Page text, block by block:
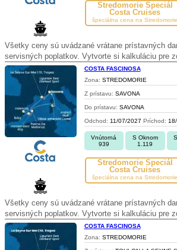
Stredomorie Špeciál
Costa Cruises
špeciálna cena na Stredomorie
Všetky ceny sú uvádzané vrátane prístavných
servisných poplatkov. Vytvorte si kalkuláciu pre
COSTA FASCINOSA
Zona: STREDOMORIE
Z prístavu: SAVONA
Do prístavu: SAVONA
Odchod: 11/07/2027 Príchod:
Vnútorná
939
S Oknom
1.119
Stredomorie Špeciál
Costa Cruises
špeciálna cena na Stredomorie
Všetky ceny sú uvádzané vrátane prístavných
servisných poplatkov. Vytvorte si kalkuláciu pre
COSTA FASCINOSA
Zona: STREDOMORIE